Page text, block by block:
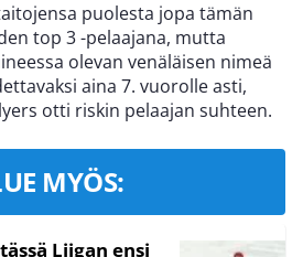
puolesta jopa tämän
top 3 -pelaajana, mutta
olevan venäläisen nimeä
aina 7. vuorolle asti,
otti riskin pelaajan suhteen.
MYÖS:
Liigan ensi